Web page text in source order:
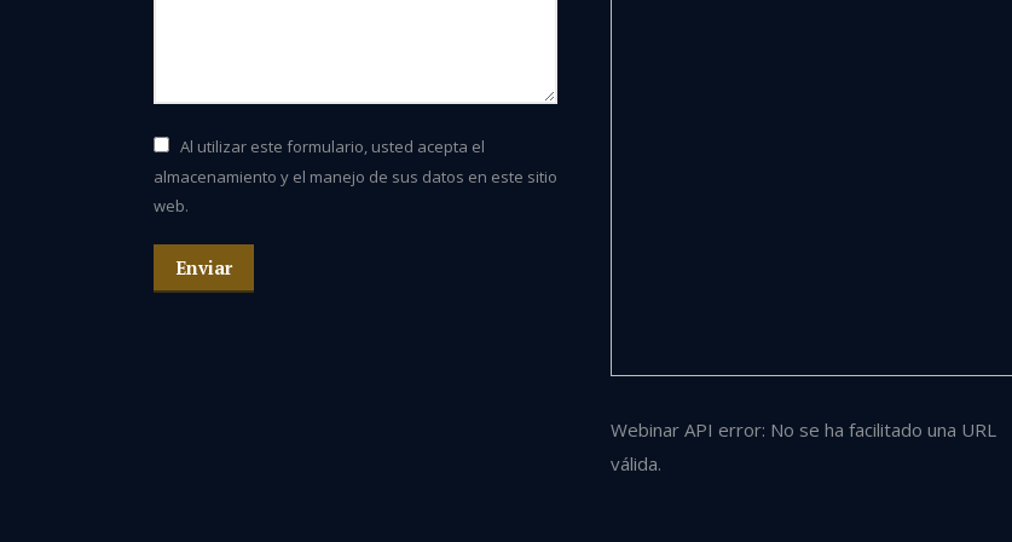
Al utilizar este formulario, usted acepta el
almacenamiento y el manejo de sus datos en este sitio
web.
Enviar
Webinar API error: No se ha facilitado una URL
válida.